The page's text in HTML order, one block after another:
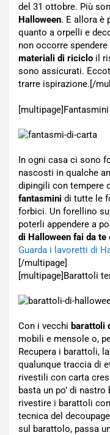
del 31 ottobre. Più
Halloween. E allora è
quanto a orpelli e
non occorre
materiali di riciclo il
sono assicurati.
trarre ispirazione.[/
[multipage]
In ogni casa ci sono
nascosti in qualche
dipingili con tempere
fantasmini di tutte le
forbici. Un forellino
poterli appendere a
di Halloween fai da te
Guarda i lavoretti di
[/multipage]
[multipage]Barattoli
Con i vecchi barattoli
mobili e mensole o,
Recupera i barattoli,
qualunque traccia di
rivestili con carta
basta un po’ di
rivestire i barattoli
tecnica del
sul barattolo, passa